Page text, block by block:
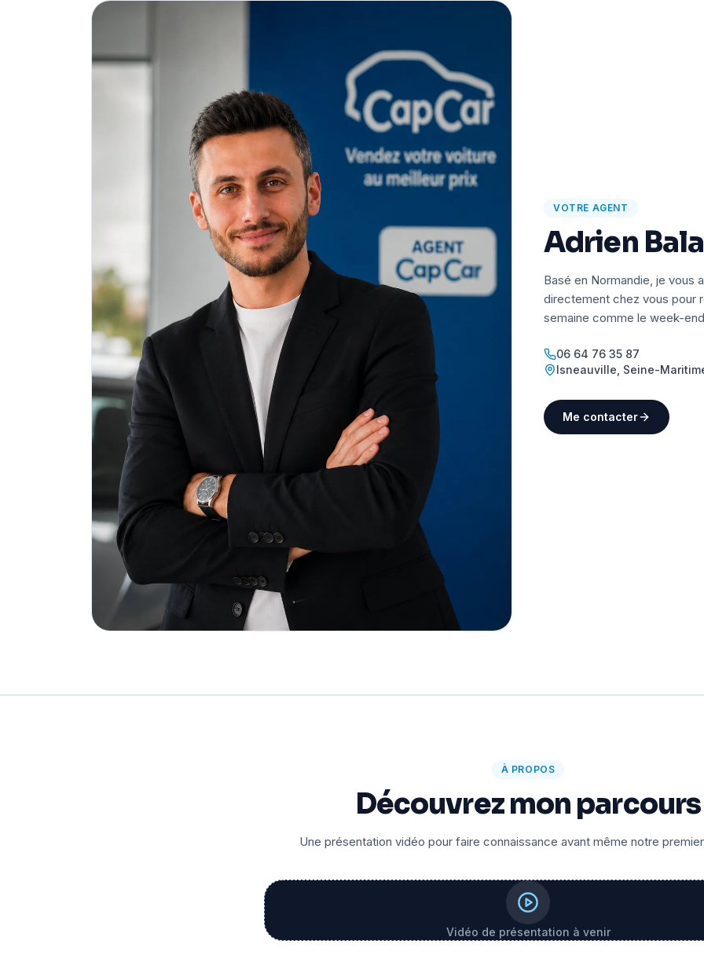
VOTRE AGENT
Adrien
Basé en Normandie, je vous
directement chez vous pour
semaine comme le week-
06 64 76 35 87
Isneauville Seine-
Me contacter
À PROPOS
Découvrez mon parcours
Une présentation vidéo pour faire connaissance avant même notre
Vidéo de présentation à venir